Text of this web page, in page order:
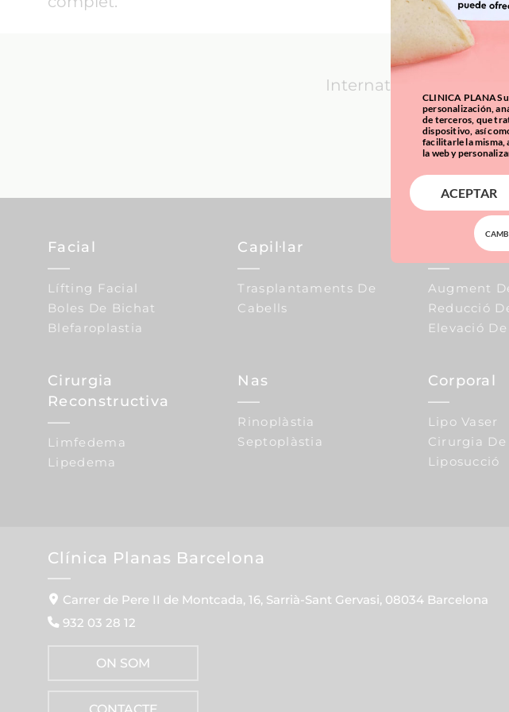
International
Facial
Lífting Facial
Boles De Bichat
Blefaroplastia
Cirurgia
Reconstructiva
Limfedema
Lipedema
Capil·lar
Trasplantaments De
Cabells
Nas
Rinoplàstia
Septoplàstia
Augment
Reducció
Elevació
Corporal
Lipo Vaser
Cirurgia De
Liposucció
Clínica Planas Barcelona
Carrer de Pere II de Montcada, 16, Sarrià-Sant Gervasi, 08034 Barcelona
932 03 28 12
ON SOM
CONTACTE
CLINICA PLANAS
personalización,
de terceros, que
dispositivo, así
facilitarle la misma,
la web y
ACEPTAR